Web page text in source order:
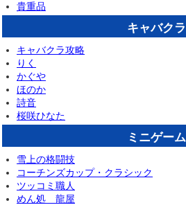
貴重品
キャバクラ
キャバクラ攻略
りく
かぐや
ほのか
詩音
桜咲ひなた
ミニゲーム
雪上の格闘技
コーチンズカップ・クラシック
ツッコミ職人
めん処 龍屋